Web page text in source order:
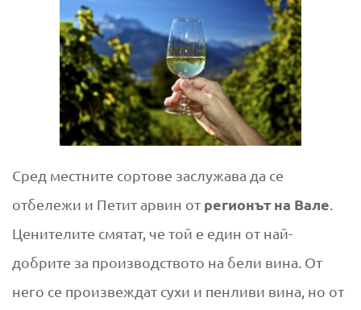
Сред местните сортове заслужава да се
отбележи и Петит арвин от регионът на Вале
Ценителите смятат, че той е един от най-
добрите за производството на бели вина. От
него се произвеждат сухи и пенливи вина, но от